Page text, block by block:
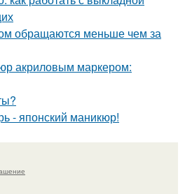
обращаются меньше чем за
акриловым маркером:
- японский маникюр!